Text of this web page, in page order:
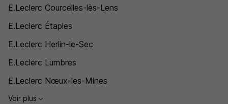
E.Leclerc Courcelles-lès-Lens
E.Leclerc Étaples
E.Leclerc Herlin-le-Sec
E.Leclerc Lumbres
E.Leclerc Nœux-les-Mines
Voir plus